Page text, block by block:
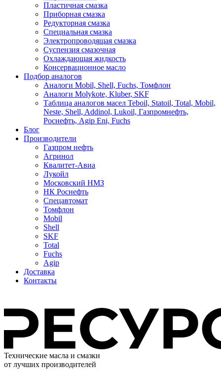
Пластичная смазка
Приборная смазка
Редукторная смазка
Специальная смазка
Электропроводящая смазка
Суспензия смазочная
Охлаждающая жидкость
Консервационное масло
Подбор аналогов
Аналоги Mobil, Shell, Fuchs, Томфлон
Аналоги Molykote, Kluber, SKF
Таблица аналогов масел Teboil, Statoil, Total, Mobil,
Neste, Shell, Addinol, Lukoil, Газпромнефть,
Роснефть, Agip Eni, Fuchs
Блог
Производители
Газпром нефть
Агринол
Квалитет-Авиа
Лукойл
Московский НМЗ
НК Роснефть
Спецавтомат
Томфлон
Mobil
Shell
SKF
Total
Fuchs
Agip
Доставка
Контакты
Технические масла и смазки
от лучших производителей